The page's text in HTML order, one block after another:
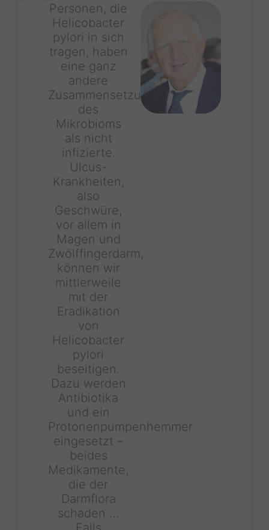
Personen, die
Helicobacter
pylori in sich
tragen, haben
eine ganz
andere
Zusammensetzung
des
Mikrobioms
als nicht
infizierte.
Ulcus-
Krankheiten,
also
Geschwüre,
vor allem in
Magen und
Zwölffingerdarm,
können wir
mittlerweile
mit der
Eradikation
von
Helicobacter
pylori
beseitigen.
Dazu werden
Antibiotika
und ein
Protonenpumpenhemmer
eingesetzt –
beides
Medikamente,
die der
Darmflora
schaden …